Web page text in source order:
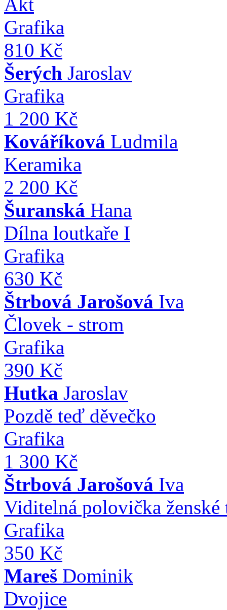
Grafika
810 Kč
Šerých Jaroslav
Grafika
1 200 Kč
Kováříková Ludmila
Keramika
2 200 Kč
Šuranská Hana
Dílna loutkaře I
Grafika
630 Kč
Štrbová Jarošová Iva
Človek - strom
Grafika
390 Kč
Hutka Jaroslav
Pozdě teď děvečko
Grafika
1 300 Kč
Štrbová Jarošová Iva
Viditelná polovička ženské
Grafika
350 Kč
Mareš Dominik
Dvojice